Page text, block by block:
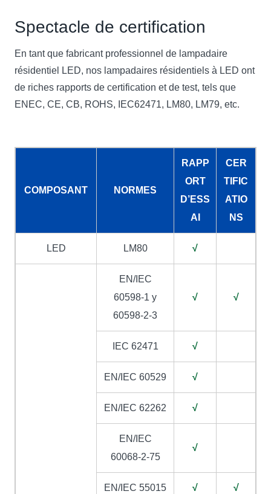
Spectacle de certification
En tant que fabricant professionnel de lampadaire
résidentiel LED, nos lampadaires résidentiels à LED ont
de riches rapports de certification et de test, tels que
ENEC, CE, CB, ROHS, IEC62471, LM80, LM79, etc.
COMPOSANT NORMES
RAPP
ORT
D’ESS
AI
CER
TIFIC
ATIO
NS
LED LM80 √
EN/IEC
60598-1 y
60598-2-3
√ √
IEC 62471 √
EN/IEC 60529 √
EN/IEC 62262 √
EN/IEC
60068-2-75
√
EN/IEC 55015 √ √